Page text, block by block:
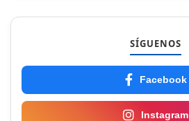
SÍGUENOS
Facebook
Instagram